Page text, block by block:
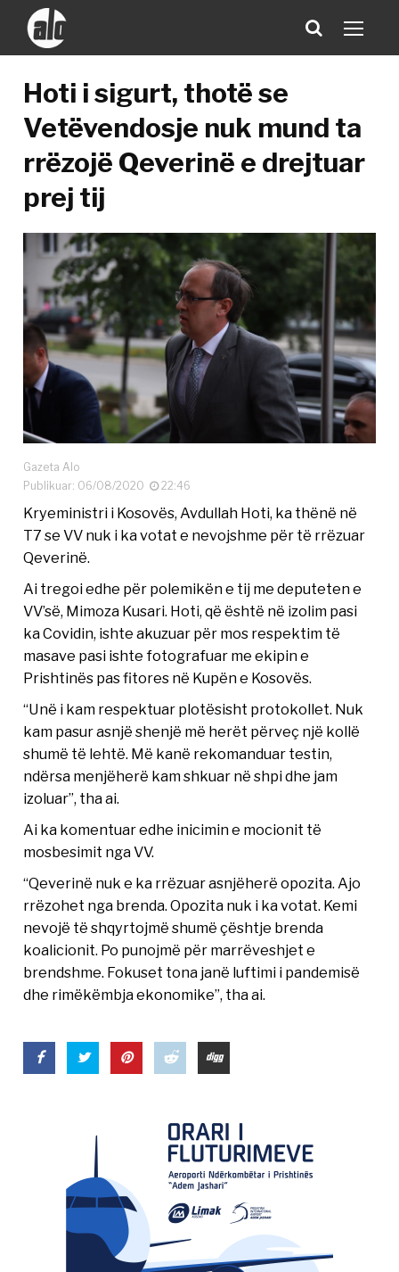
Hoti i sigurt, thotë se
Vetëvendosje nuk mund ta
rrëzojë Qeverinë e drejtuar
prej tij
Gazeta Alo
Publikuar: 06/08/2020
22:46
Kryeministri i Kosovës, Avdullah Hoti, ka thënë në
T7 se VV nuk i ka votat e nevojshme për të rrëzuar
Qeverinë.
Ai tregoi edhe për polemikën e tij me deputeten e
VV’së, Mimoza Kusari. Hoti, që është në izolim pasi
ka Covidin, ishte akuzuar për mos respektim të
masave pasi ishte fotografuar me ekipin e
Prishtinës pas fitores në Kupën e Kosovës.
“Unë i kam respektuar plotësisht protokollet. Nuk
kam pasur asnjë shenjë më herët përveç një kollë
shumë të lehtë. Më kanë rekomanduar testin,
ndërsa menjëherë kam shkuar në shpi dhe jam
izoluar”, tha ai.
Ai ka komentuar edhe inicimin e mocionit të
mosbesimit nga VV.
“Qeverinë nuk e ka rrëzuar asnjëherë opozita. Ajo
rrëzohet nga brenda. Opozita nuk i ka votat. Kemi
nevojë të shqyrtojmë shumë çështje brenda
koalicionit. Po punojmë për marrëveshjet e
brendshme. Fokuset tona janë luftimi i pandemisë
dhe rimëkëmbja ekonomike”, tha ai.